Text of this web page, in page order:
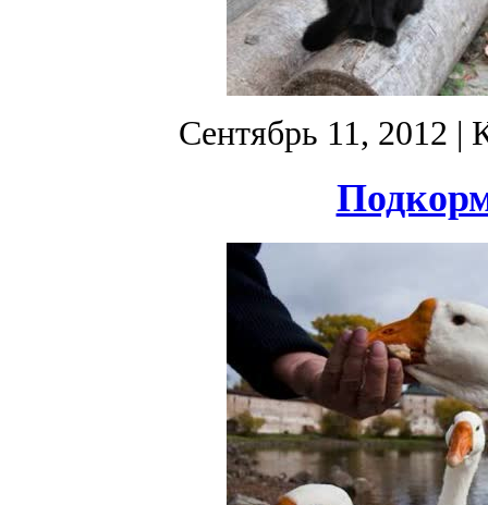
Сентябрь 11, 2012 |